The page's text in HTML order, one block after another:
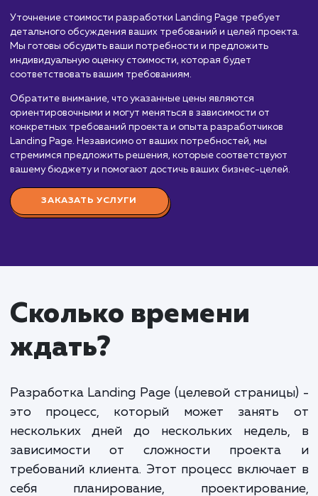
от 30 000 руб.
Мы предлагаем услуги по разработке Landing Page,
помочь вам привлечь больше целевой аудитории и
ряда факторов, включая сложность дизайна, интеграции
другими сервисами, уровень персонализации и опыт
разработчиков. Вот приблизительный порядок цен:
Простой Landing Page:От 30 000 до 60
интеграцию с сервисами email-маркетинга,
для сбора контактных данных и базовую
рублей. Включает более сложные элементы
Крупный Landing Page:
выше. Включает сложные элементы дизайна,
контента, интеграцию с различными внешними
сервисами, такими как CRM-системы, и
технологии для аналитики и оптимизации
Уточнение стоимости разработки Landing Page требует
детального обсуждения ваших требований и целей
Мы готовы обсудить ваши потребности и предложить